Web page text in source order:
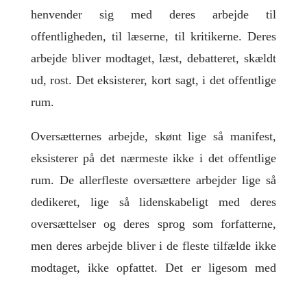
henvender sig med deres arbejde til
offentligheden, til læserne, til kritikerne. Deres
arbejde bliver modtaget, læst, debatteret, skældt
ud, rost. Det eksisterer, kort sagt, i det offentlige
rum.
Oversætternes arbejde, skønt lige så manifest,
eksisterer på det nærmeste ikke i det offentlige
rum. De allerfleste oversættere arbejder lige så
dedikeret, lige så lidenskabeligt med deres
oversættelser og deres sprog som forfatterne,
men deres arbejde bliver i de fleste tilfælde ikke
modtaget, ikke opfattet. Det er ligesom med